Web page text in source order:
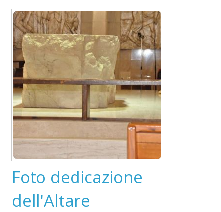
Foto dedicazione
dell'Altare